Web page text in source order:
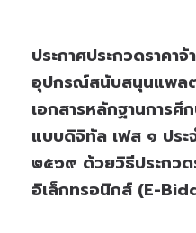
ประกาศประกวดราคา
อุปกรณ์สนับสนุนแพล
เอกสารหลักฐานการศึ
แบบดิจิทัล เฟส ๑ ประ
๒๕๖๙ ด้วยวิธีประกวด
อิเล็กทรอนิกส์ (e-